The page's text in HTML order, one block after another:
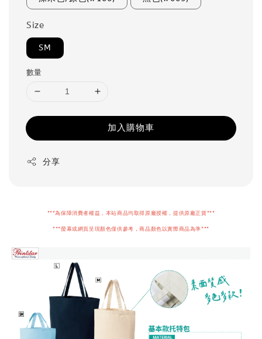
Size
SM
數量
加入購物車
分享
***為保障消費者權益，本站商品均取得原廠授權，提供原廠正貨***
***螢幕或網頁呈現顏色僅供參考，商品顏色以實際商品為準***